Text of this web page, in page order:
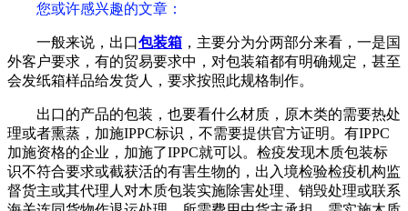
您或许感兴趣的文章：
一般来说，出口包装箱 ，主要分为分两部分来看，一是国
外客户要求，有的贸易要求中，对包装箱都有明确规定，甚至
会发纸箱样品给发货人，要求按照此规格制作。
出口的产品的包装，也要看什么材质，原木类的需要热处
理或者熏蒸，加施IPPC标识，不需要提供官方证明。有IPPC
加施资格的企业，加施了IPPC就可以。检疫发现木质包装标
识不符合要求或截获活的有害生物的，出入境检验检疫机构监
督货主或其代理人对木质包装实施除害处理、销毁处理或联系